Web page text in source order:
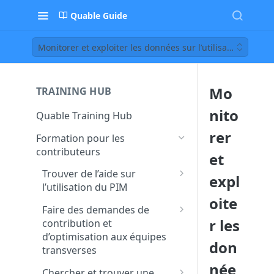
Quable Guide
Monitorer et exploiter les données sur l’utilisation du
TRAINING HUB
Quable Training Hub
Formation pour les
contributeurs
Trouver de l’aide sur
l’utilisation du PIM
Accéder à la documentation
et à la FAQ Quable
Contacter le support pour
remonter un bug ou un
dysfonctionnement
Faire des demandes de
contribution et
d’optimisation aux équipes
transverses
Créer et assigner des tâches
Mo
nito
rer
et
expl
oite
r les
don
née